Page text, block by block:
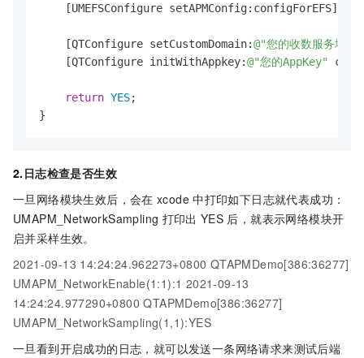
    [UMEFSConfigure setAPMConfig:configForEFS];
    [QTConfigure setCustomDomain:
@"您的收数服务域名"
    [QTConfigure initWithAppkey:
@"您的AppKey"
return YES;
}
2. 日志检查是否生效
一旦网络模块生效后，会在 xcode 中打印如下日志就代表成功：
UMAPM_NetworkSampling 打印出 YES 后，就表示网络模块开
启并采样生效。
2021-09-13 14:24:24.962273+0800 QTAPMDemo[386:36277]
UMAPM_NetworkEnable(1:1):1 2021-09-13
14:24:24.977290+0800 QTAPMDemo[386:36277]
UMAPM_NetworkSampling(1,1):YES
一旦看到开启成功的日志，就可以发送一条网络请求来测试后端